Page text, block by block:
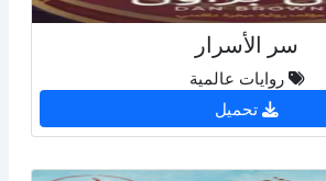
سر الأسرار
روايات عالمية
تحميل